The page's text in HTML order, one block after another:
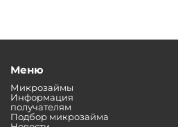
Меню
Микрозаймы
Информация
получателям
Подбор микрозайма